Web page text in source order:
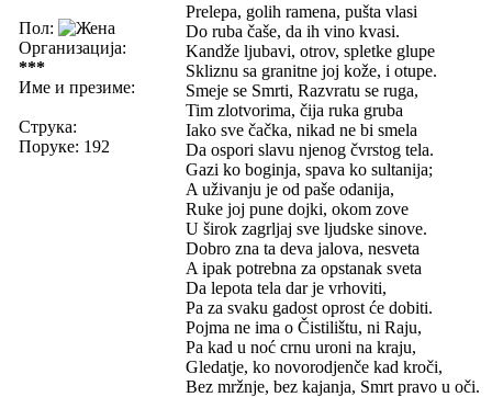
Пол:
Организација:
***
Име и презиме:
Струка:
Поруке: 192
Prelepa, golih ramena, pušta vlasi
Do ruba čaše, da ih vino kvasi.
Kandže ljubavi, otrov, spletke glupe
Skliznu sa granitne joj kože, i otupe.
Smeje se Smrti, Razvratu se ruga,
Tim zlotvorima, čija ruka gruba
Iako sve čačka, nikad ne bi smela
Da ospori slavu njenog čvrstog tela.
Gazi ko boginja, spava ko sultanija;
A uživanju je od paše odanija,
Ruke joj pune dojki, okom zove
U širok zagrljaj sve ljudske sinove.
Dobro zna ta deva jalova, nesveta
A ipak potrebna za opstanak sveta
Da lepota tela dar je vrhoviti,
Pa za svaku gadost oprost će dobiti.
Pojma ne ima o Čistilištu, ni Raju,
Pa kad u noć crnu uroni na kraju,
Gledatje, ko novorodjenče kad kroči,
Bez mržnje, bez kajanja, Smrt pravo u oči.